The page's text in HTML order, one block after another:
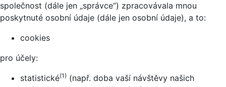
společnost (dále jen „správce“) zpracovávala mnou
poskytnuté osobní údaje (dále jen osobní údaje), a to:
cookies
pro účely:
statistické(1) (např. doba vaší návštěvy našich